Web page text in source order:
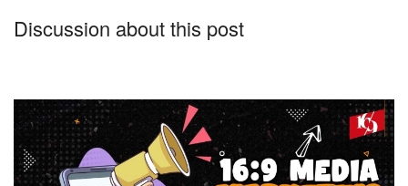
Discussion about this post